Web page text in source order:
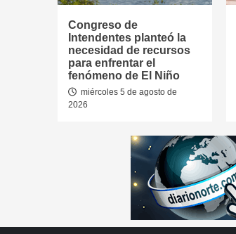
Congreso de
Intendentes planteó la
necesidad de recursos
para enfrentar el
fenómeno de El Niño
miércoles 5 de agosto de
2026